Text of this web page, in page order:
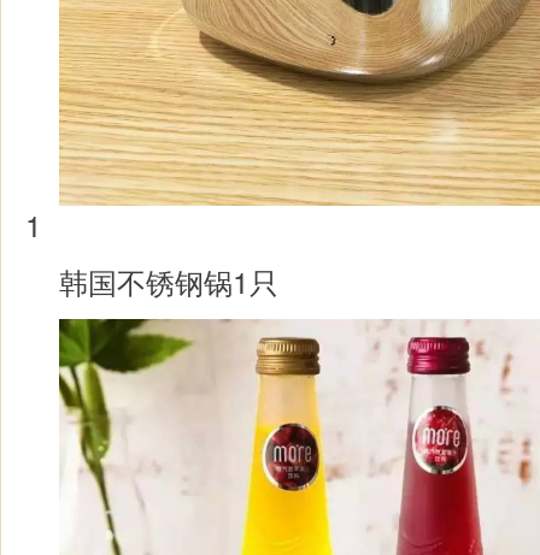
1
韩国不锈钢锅1只